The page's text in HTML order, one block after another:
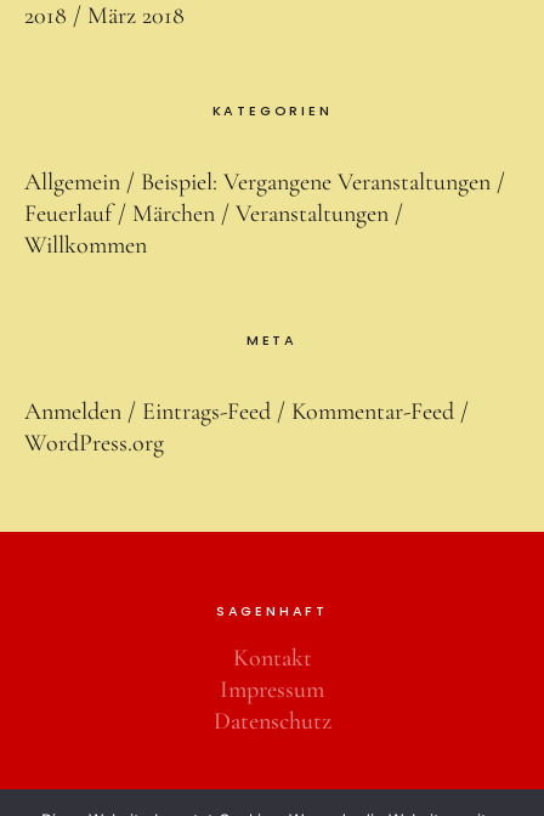
2018
März 2018
KATEGORIEN
Allgemein
Beispiel: Vergangene Veranstaltungen
Feuerlauf
Märchen
Veranstaltungen
Willkommen
META
Anmelden Eintrags-Feed
Kommentar-Feed
WordPress.org
SAGENHAFT
Kontakt
Impressum
Datenschutz